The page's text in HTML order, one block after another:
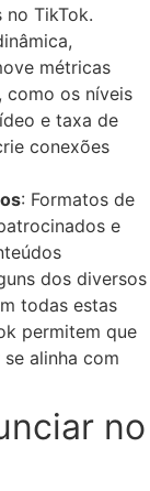
TikTok.
métricas
como os níveis
e taxa de
conexões
: Formatos de
e
dos diversos
todas estas
permitem que
alinha com
no